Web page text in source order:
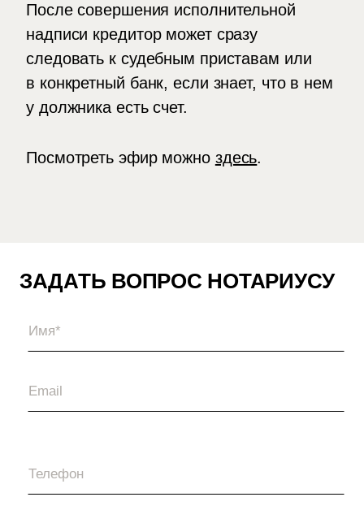
После совершения исполнительной
надписи кредитор может сразу
следовать к судебным приставам или
в конкретный банк, если знает, что в нем
у должника есть счет.
Посмотреть эфир можно здесь.
ЗАДАТЬ ВОПРОС НОТАРИУСУ